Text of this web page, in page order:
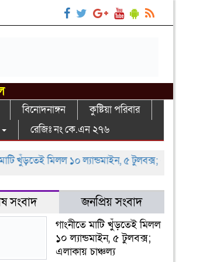
বিনোদনাঙ্গন
কুষ্টিয়া পরিবার
রেজিঃ নং কে.এন ২৭৬
মিলল ১০ ল্যান্ডমাইন, ৫ টুলবক্স; এলাকায় চাঞ্চল্য
সংবাদ জনপ্রিয় সংবাদ
গাংনীতে মাটি খুঁড়তেই মিলল
১০ ল্যান্ডমাইন, ৫ টুলবক্স;
এলাকায় চাঞ্চল্য